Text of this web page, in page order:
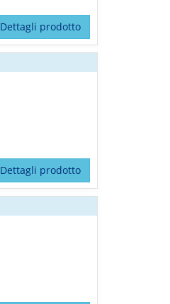
Dettagli prodotto
Dettagli prodotto